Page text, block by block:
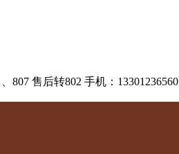
807 售后转802 手机：13301236560